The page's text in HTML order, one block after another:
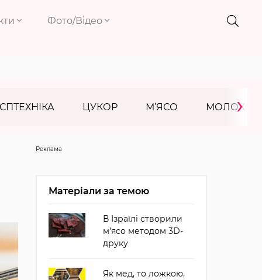
Фото/Відео
ЦУКОР М’ЯСО МОЛОКО
›
Реклама
Матеріали за темою
В Ізраїлі створили
м’ясо методом 3D-
друку
Як мед, то ложкою,